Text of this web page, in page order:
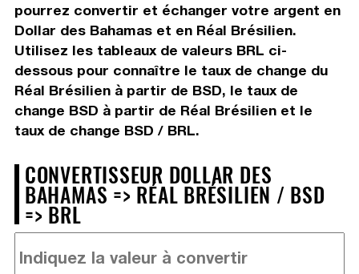
pourrez convertir et échanger votre argent en
Dollar des Bahamas et en Réal Brésilien.
Utilisez les tableaux de valeurs BRL ci-
dessous pour connaître le taux de change du
Réal Brésilien à partir de BSD, le taux de
change BSD à partir de Réal Brésilien et le
taux de change BSD / BRL.
CONVERTISSEUR DOLLAR DES
BAHAMAS => RÉAL BRÉSILIEN / BSD
=> BRL